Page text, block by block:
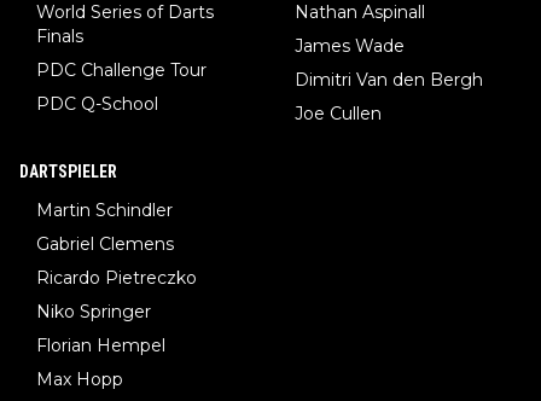
World Series of Darts
Finals
PDC Challenge Tour
PDC Q-School
Nathan Aspinall
James Wade
Dimitri Van den Bergh
Joe Cullen
DARTSPIELER
Martin Schindler
Gabriel Clemens
Ricardo Pietreczko
Niko Springer
Florian Hempel
Max Hopp